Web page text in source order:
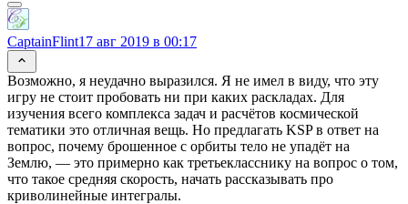
CaptainFlint17 авг 2019 в 00:17
Возможно, я неудачно выразился. Я не имел в виду, что эту
игру не стоит пробовать ни при каких раскладах. Для
изучения всего комплекса задач и расчётов космической
тематики это отличная вещь. Но предлагать KSP в ответ на
вопрос, почему брошенное с орбиты тело не упадёт на
Землю, — это примерно как третьекласснику на вопрос о том,
что такое средняя скорость, начать рассказывать про
криволинейные интегралы.